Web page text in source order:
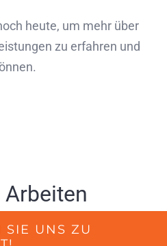
heute, um mehr über
zu erfahren und
Arbeiten
SIE UNS ZU